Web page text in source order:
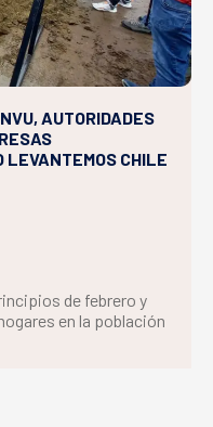
AUTORIDADES
LEVANTEMOS CHILE
de febrero y
en la población